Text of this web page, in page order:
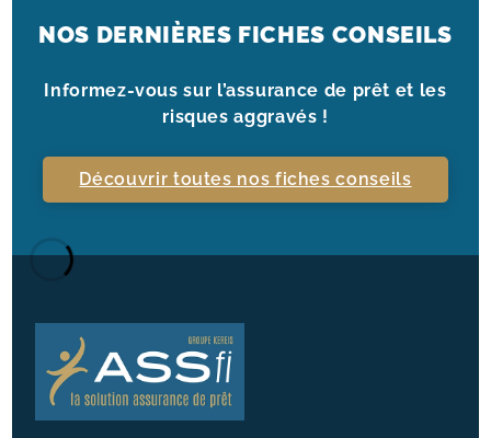
NOS DERNIÈRES FICHES CONSEILS
Informez-vous sur l’assurance de prêt et les
risques aggravés !
Découvrir toutes nos fiches conseils